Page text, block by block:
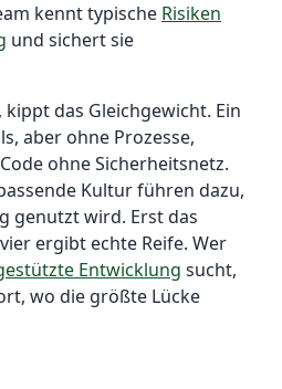
kennt typische Risiken
und sichert sie
das Gleichgewicht. Ein
aber ohne Prozesse,
ohne Sicherheitsnetz.
Kultur führen dazu,
genutzt wird. Erst das
ergibt echte Reife. Wer
Entwicklung sucht,
wo die größte Lücke